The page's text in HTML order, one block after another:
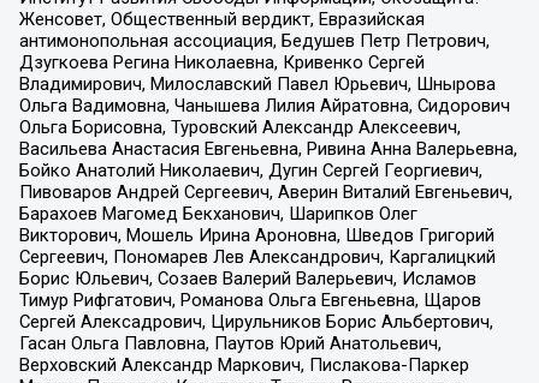
Женсовет, Общественный вердикт, Евразийская
антимонопольная ассоциация, Бедушев Петр Петрович,
Дзугкоева Регина Николаевна, Кривенко Сергей
Владимирович, Милославский Павел Юрьевич, Шнырова
Ольга Вадимовна, Чанышева Лилия Айратовна, Сидорович
Ольга Борисовна, Туровский Александр Алексеевич,
Васильева Анастасия Евгеньевна, Ривина Анна Валерьевна,
Бойко Анатолий Николаевич, Дугин Сергей Георгиевич,
Пивоваров Андрей Сергеевич, Аверин Виталий Евгеньевич,
Барахоев Магомед Бекханович, Шарипков Олег
Викторович, Мошель Ирина Ароновна, Шведов Григорий
Сергеевич, Пономарев Лев Александрович, Каргалицкий
Борис Юльевич, Созаев Валерий Валерьевич, Исламов
Тимур Рифгатович, Романова Ольга Евгеньевна, Щаров
Сергей Алексадрович, Цирульников Борис Альбертович,
Гасан Ольга Павловна, Паутов Юрий Анатольевич,
Верховский Александр Маркович, Пислакова-Паркер